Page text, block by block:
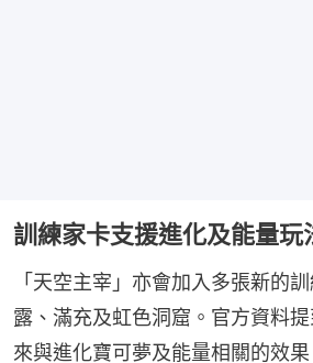
訓練家卡支援進化及能量玩
「天空主宰」亦會加入多張新的
露、滿充及虹色洞窟。官方資料
來與進化寶可夢及能量相關的效